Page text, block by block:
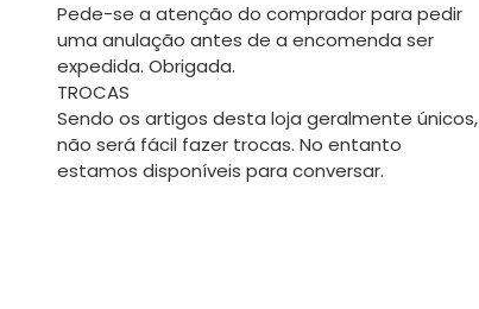
Pede-se a atenção do comprador para pedir
uma anulação antes de a encomenda ser
expedida. Obrigada.
TROCAS
Sendo os artigos desta loja geralmente únicos,
não será fácil fazer trocas. No entanto
estamos disponíveis para conversar.